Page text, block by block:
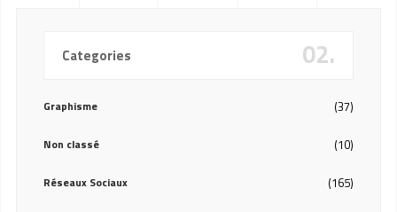
Categories 02.
Graphisme (37)
Non classé (10)
Réseaux Sociaux (165)